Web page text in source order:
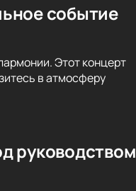
событие
Этот концерт
в атмосферу
руководством